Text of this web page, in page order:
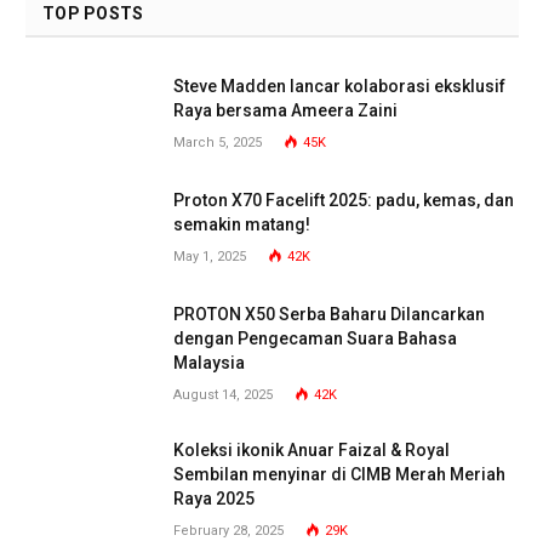
TOP POSTS
Steve Madden lancar kolaborasi eksklusif
Raya bersama Ameera Zaini
March 5, 2025 45K
Proton X70 Facelift 2025: padu, kemas, dan
semakin matang!
May 1, 2025 42K
PROTON X50 Serba Baharu Dilancarkan
dengan Pengecaman Suara Bahasa
Malaysia
August 14, 2025 42K
Koleksi ikonik Anuar Faizal & Royal
Sembilan menyinar di CIMB Merah Meriah
Raya 2025
February 28, 2025 29K